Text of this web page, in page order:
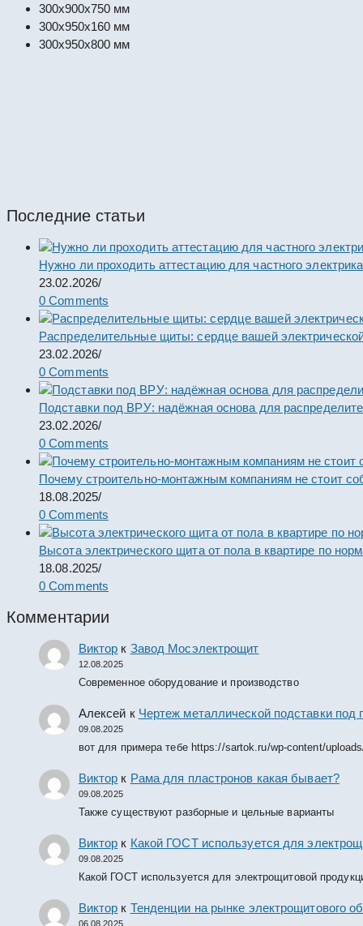
300x900x750 мм
300x950x160 мм
300x950x800 мм
Последние статьи
Нужно ли проходить аттестацию для частного
23.02.2026/
0 Comments
Распределительные щиты: сердце вашей
23.02.2026/
0 Comments
Подставки под ВРУ: надёжная основа для
23.02.2026/
0 Comments
Почему строительно-монтажным компаниям не стоит
18.08.2025/
0 Comments
Высота электрического щита от пола в квартире по
18.08.2025/
0 Comments
Комментарии
Виктор к Завод Мосэлектрощит
12.08.2025
Современное оборудование и производство
Алексей к Чертеж металлической подставки
09.08.2025
вот для примера тебе https://sartok.ru/wp-content/
Виктор к Рама для пластронов какая бывает?
09.08.2025
Также существуют разборные и цельные варианты
Виктор к Какой ГОСТ используется для
09.08.2025
Какой ГОСТ используется для электрощитовой
Виктор к Тенденции на рынке электрощитового
06.08.2025